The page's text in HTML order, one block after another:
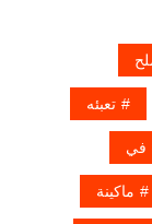
تعبئه
في
ماكينة